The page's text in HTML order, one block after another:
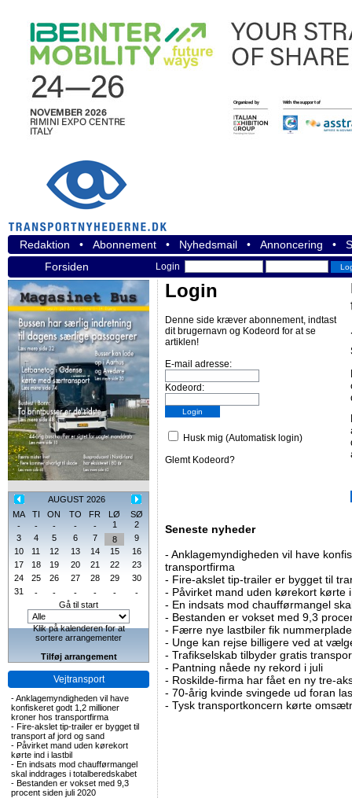
Redaktion • Abonnement • Nyhedsmail • Annoncering •
Forsiden
Login
AUGUST 2026
MA
TI ON TO FR LØ
SØ
-
- - - - 1
2
3
4 5 6 7 8
9
10
11 12 13 14 15
16
17
18 19 20 21 22
23
24
25 26 27 28 29
30
31
- - - - -
-
Gå til start
Klik på kalenderen for at
sortere arrangementer
Tilføj arrangement
Vejtransport
-Anklagemyndigheden vil have
konfiskeret godt 1,2 millioner
kroner hos transportfirma
- Fire-akslet tip-trailer er bygget til
transport af jord og sand
- Påvirket mand uden kørekort
kørte ind i lastbil
- En indsats mod chaufførmangel
skal inddrages i totalberedskabet
- Bestanden er vokset med 9,3
procent siden juli 2020
Login
Denne side kræver abonnement, indtast
dit brugernavn og Kodeord for at se
artiklen!
E-mail adresse:
Kodeord:
Husk mig (Automatisk login)
Glemt Kodeord?
Seneste nyheder
- Anklagemyndigheden vil have
transportfirma
- Fire-akslet tip-trailer er bygget til
- Påvirket mand uden kørekort kørte
- En indsats mod chaufførmangel
- Bestanden er vokset med 9,3
- Færre nye lastbiler fik
- Unge kan rejse billigere ved at
- Trafikselskab tilbyder gratis
- Pantning nåede ny rekord i juli
- Roskilde-firma har fået en ny tre-
- 70-årig kvinde svingede ud foran
- Tysk transportkoncern kørte